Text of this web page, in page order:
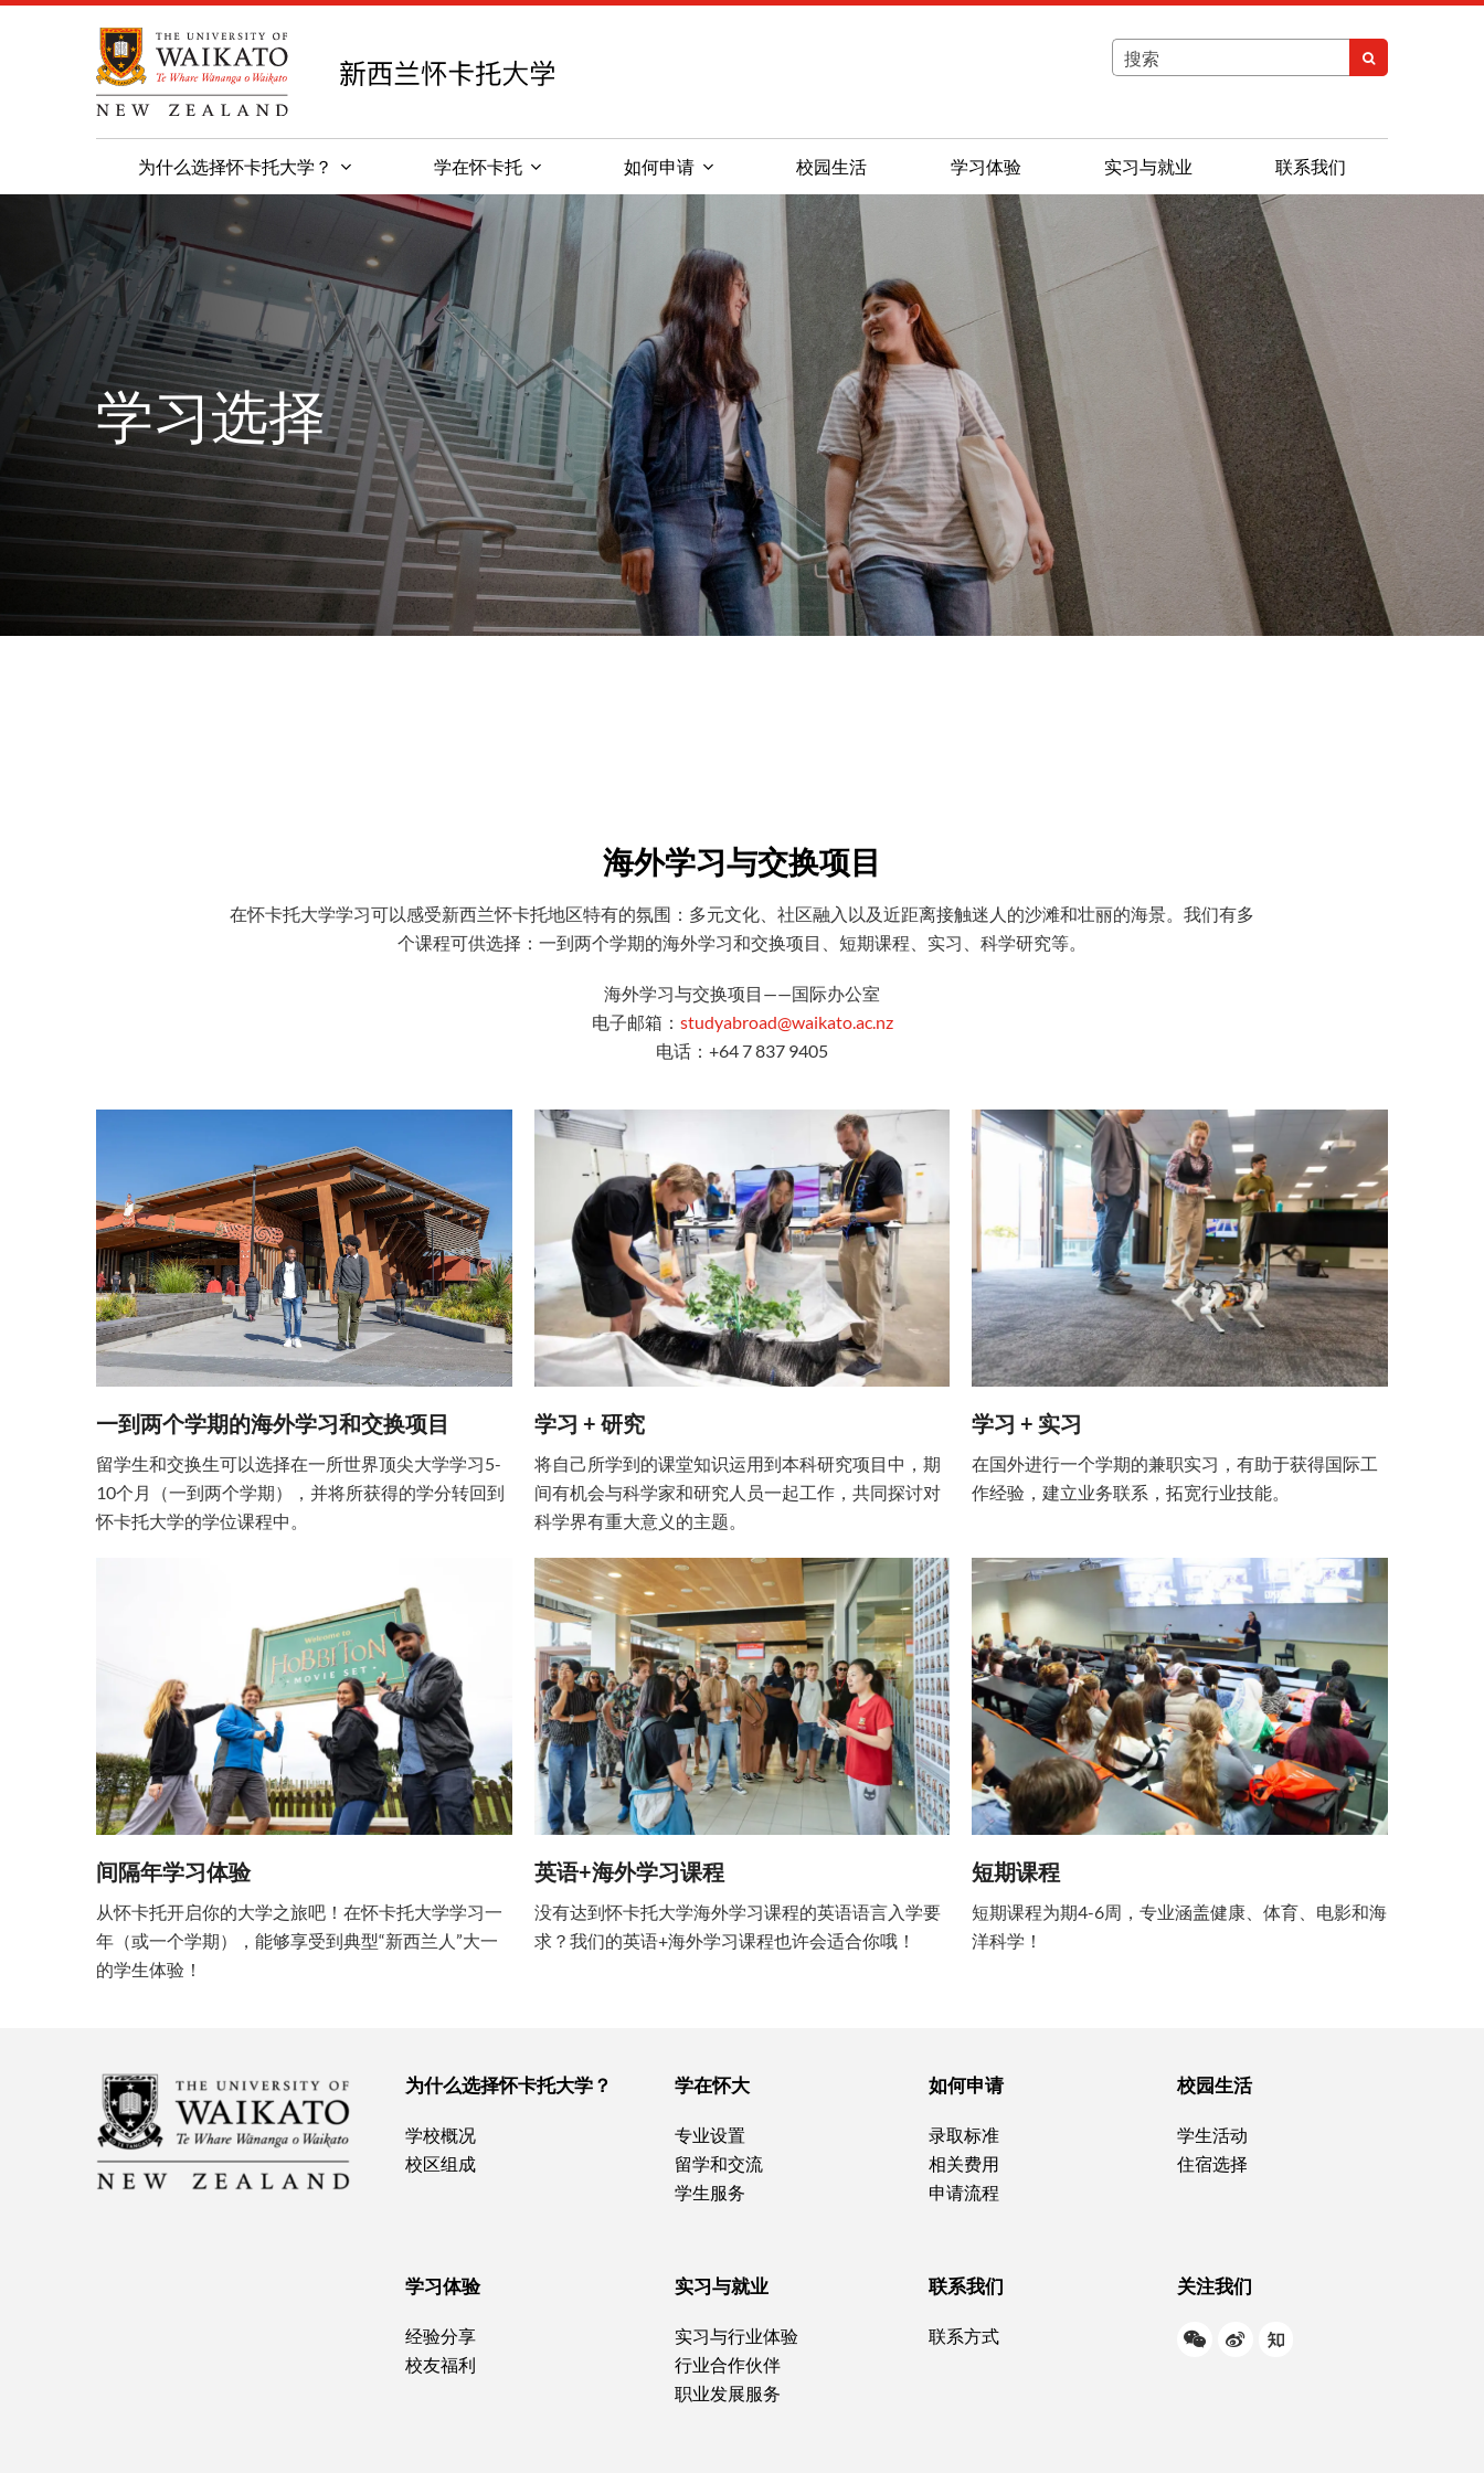
搜
索
为什么选择怀卡托大学？ 学在怀卡托 如何申请 校园生活 学习体验 实习与就业 联系我们
学习选择
海外学习与交换项目
在怀卡托大学学习可以感受新西兰怀卡托地区特有的氛围：多元文化、社区融入以及近距离接触迷人的沙滩和壮丽的海景。我们有多
个课程可供选择：一到两个学期的海外学习和交换项目、短期课程、实习、科学研究等。
海外学习与交换项目——国际办公室
电子邮箱： studyabroad@waikato.ac.nz
电话：+64 7 837 9405
一到两个学期的海外学习和交换项目
留学生和交换生可以选择在一所世界顶尖大学学习5-
10个月（一到两个学期），并将所获得的学分转回到
怀卡托大学的学位课程中。
学习 + 研究
将自己所学到的课堂知识运用到本科研究项目中，期
间有机会与科学家和研究人员一起工作，共同探讨对
科学界有重大意义的主题。
学习 + 实习
在国外进行一个学期的兼职实习，有助于获得国际工
作经验，建立业务联系，拓宽行业技能。
间隔年学习体验
从怀卡托开启你的大学之旅吧！在怀卡托大学学习一
年（或一个学期），能够享受到典型“新西兰人”大一
的学生体验！
英语+海外学习课程
没有达到怀卡托大学海外学习课程的英语语言入学要
求？我们的英语+海外学习课程也许会适合你哦！
短期课程
短期课程为期4-6周，专业涵盖健康、体育、电影和海
洋科学！
为什么选择怀卡托大学？
学校概况
校区组成
学习体验
经验分享
校友福利
学在怀大
专业设置
留学和交流
学生服务
实习与就业
实习与行业体验
行业合作伙伴
职业发展服务
如何申请
录取标准
相关费用
申请流程
联系我们
联系方式
校园生活
学生活动
住宿选择
关注我们
W
W
Z